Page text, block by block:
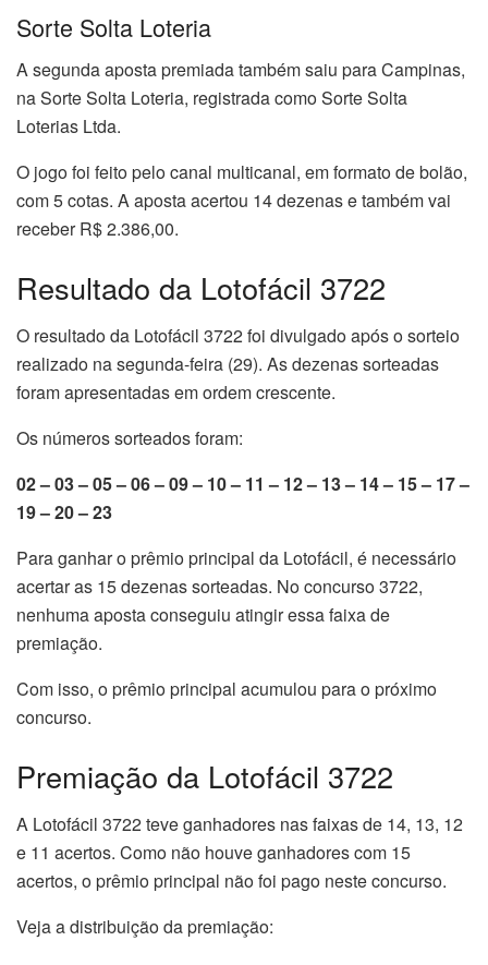
Sorte Solta Loteria
A segunda aposta premiada também saiu para Campinas,
na Sorte Solta Loteria, registrada como Sorte Solta
Loterias Ltda.
O jogo foi feito pelo canal multicanal, em formato de bolão,
com 5 cotas. A aposta acertou 14 dezenas e também vai
receber R$ 2.386,00.
Resultado da Lotofácil 3722
O resultado da Lotofácil 3722 foi divulgado após o sorteio
realizado na segunda-feira (29). As dezenas sorteadas
foram apresentadas em ordem crescente.
Os números sorteados foram:
02 – 03 – 05 – 06 – 09 – 10 – 11 – 12 – 13 – 14 – 15 – 17 –
19 – 20 – 23
Para ganhar o prêmio principal da Lotofácil, é necessário
acertar as 15 dezenas sorteadas. No concurso 3722,
nenhuma aposta conseguiu atingir essa faixa de
premiação.
Com isso, o prêmio principal acumulou para o próximo
concurso.
Premiação da Lotofácil 3722
A Lotofácil 3722 teve ganhadores nas faixas de 14, 13, 12
e 11 acertos. Como não houve ganhadores com 15
acertos, o prêmio principal não foi pago neste concurso.
Veja a distribuição da premiação: